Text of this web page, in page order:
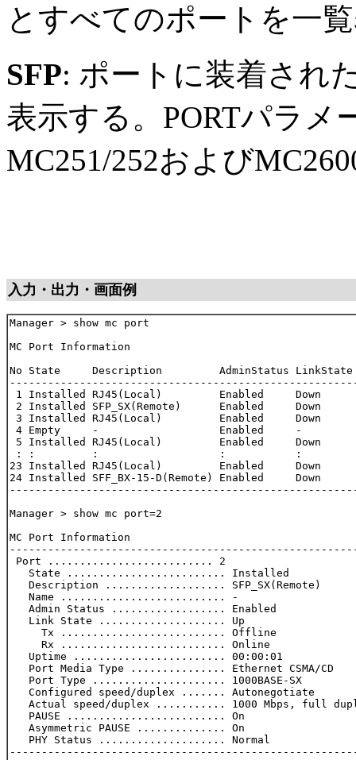
とすべてのポートを一
SFP: ポートに装着され
表示する。PORTパラメ
MC251/252および
入力・出力・画面例
Manager > show mc port
MC Port Information
No State     Description         AdminStatus
1 Installed RJ45(Local)         Enabled     Down
2 Installed SFP_SX(Remote)      Enabled     Down
3 Installed RJ45(Local)         Enabled     Down
4 Empty     -                   Enabled     -
5 Installed RJ45(Local)         Enabled     Down
: :         :                   :           :
23 Installed RJ45(Local)         Enabled     Down
24 Installed SFF_BX-15-D(Remote) Enabled     Down
Manager > show mc port=2
MC Port Information
Port .......................... 2
   State ......................... Installed
   Description ................... SFP_SX(Remote)
   Name .......................... -
   Admin Status .................. Enabled
   Link State .................... Up
     Tx .......................... Offline
     Rx .......................... Online
   Uptime ........................ 00:00:01
   Port Media Type ............... Ethernet CSMA/CD
   Port Type ..................... 1000BASE-SX
   Configured speed/duplex ....... Autonegotiate
Actual speed/duplex ........... 1000 Mbps, full
   PAUSE ......................... On
   Asymmetric PAUSE .............. On
   PHY Status .................... Normal